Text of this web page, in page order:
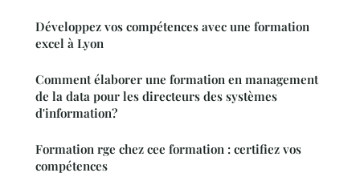
Développez vos compétences avec une formation
excel à Lyon
Comment élaborer une formation en management
de la data pour les directeurs des systèmes
d'information?
Formation rge chez cee formation : certifiez vos
compétences